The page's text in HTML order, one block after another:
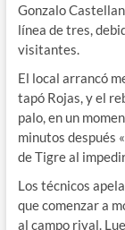
Gonzalo
línea de tres,
visitantes.
El local arrancó
tapó Rojas, y el
palo, en un
minutos después
de Tigre al
Los técnicos
que comenzar a
al campo rival.